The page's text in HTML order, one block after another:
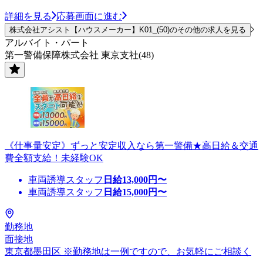
詳細を見る 応募画面に進む
株式会社アシスト【ハウスメーカー】K01_(50)のその他の求人を見る
アルバイト・パート
第一警備保障株式会社 東京支社(48)
《仕事量安定》ずっと安定収入なら第一警備★高日給＆交通
費全額支給！未経験OK
車両誘導スタッフ 日給13,000円〜
車両誘導スタッフ 日給15,000円〜
勤務地
面接地
東京都墨田区 ※勤務地は一例ですので、お気軽にご相談く